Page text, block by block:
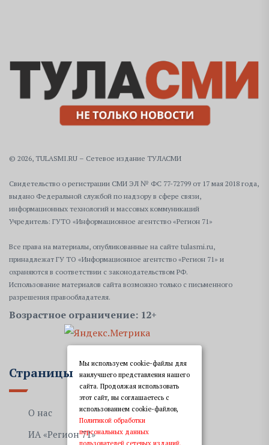
© 2026, TULASMI.RU – Сетевое издание ТУЛАСМИ
Свидетельство о регистрации СМИ ЭЛ № ФС 77-72799 от 17 мая 2018 года,
выдано Федеральной службой по надзору в сфере связи,
информационных технологий и массовых коммуникаций
Учредитель: ГУТО «Информационное агентство «Регион 71»
Все права на материалы, опубликованные на сайте tulasmi.ru,
принадлежат ГУ ТО «Информационное агентство «Регион 71» и
охраняются в соответствии с законодательством РФ.
Использование материалов сайта возможно только с письменного
разрешения правообладателя.
Возрастное ограничение: 12+
Страницы
О нас
ИА «Регион 71»
Мы используем cookie-файлы для
наилучшего представления нашего
сайта. Продолжая использовать
этот сайт, вы соглашаетесь с
использованием cookie-файлов,
Политикой обработки
персональных данных
пользователей сетевых изданий,